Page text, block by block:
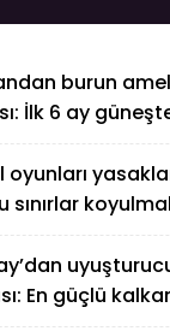
İdari Dava
başvurusunda
burun
İlk 6 ay
oyunları
sınırlar
En güçlü